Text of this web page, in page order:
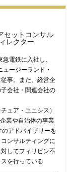
セットコンサル
レクター
電鉄に入社し、
ージーランド・
事。また、経営企
会社・関連会社の
ュア・ユニシス）
業や自治体の事業
アドバイザリーを
ンサルティングに
してフィリピン不
を行っている